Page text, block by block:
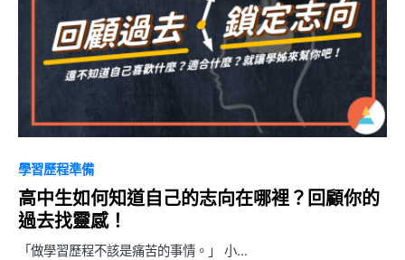
學習歷程準備
高中生如何知道自己的志向在哪裡？回顧你的
過去找靈感！
「做學習歷程不該是痛苦的事情。」 小…